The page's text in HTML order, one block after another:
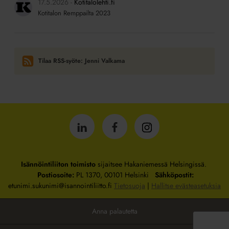
17.5.2026 Kotitalolehti.fi
Kotitalon Remppailta 2023
Tilaa RSS-syöte: Jenni Valkama
IsännöintiliittoIsännöintiliittoIsännöintiliitto
Isännöintiliiton toimistosijaitsee Hakaniemessä Helsingissä.
Postiosoite: PL 1370, 00101 Helsinki Sähköpostit:
etunimi.sukunimi@isannointiliitto.fi Tietosuoja | Hallitse evästeasetuksia
Anna palautetta